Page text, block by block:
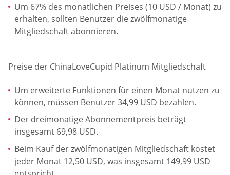
Um 67% des monatlichen Preises (10 USD / Monat) zu
erhalten, sollten Benutzer die zwölfmonatige
Mitgliedschaft abonnieren.
Preise der ChinaLoveCupid Platinum Mitgliedschaft
Um erweiterte Funktionen für einen Monat nutzen zu
können, müssen Benutzer 34,99 USD bezahlen.
Der dreimonatige Abonnementpreis beträgt
insgesamt 69,98 USD.
Beim Kauf der zwölfmonatigen Mitgliedschaft kostet
jeder Monat 12,50 USD, was insgesamt 149,99 USD